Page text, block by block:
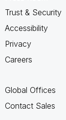
Trust & Security
Accessibility
Privacy
Careers
Global Offices
Contact Sales